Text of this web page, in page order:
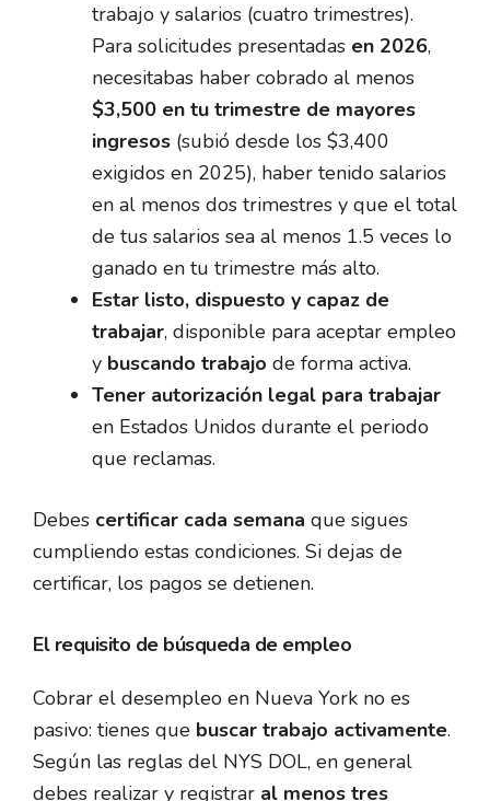
trabajo y salarios (cuatro trimestres).
Para solicitudes presentadas en 2026,
necesitabas haber cobrado al menos
$3,500 en tu trimestre de mayores
ingresos (subió desde los $3,400
exigidos en 2025), haber tenido salarios
en al menos dos trimestres y que el total
de tus salarios sea al menos 1.5 veces lo
ganado en tu trimestre más alto.
Estar listo, dispuesto y capaz de
trabajar, disponible para aceptar empleo
y buscando trabajo de forma activa.
Tener autorización legal para trabajar
en Estados Unidos durante el periodo
que reclamas.
Debes certificar cada semana que sigues
cumpliendo estas condiciones. Si dejas de
certificar, los pagos se detienen.
El requisito de búsqueda de empleo
Cobrar el desempleo en Nueva York no es
pasivo: tienes que buscar trabajo activamente.
Según las reglas del NYS DOL, en general
debes realizar y registrar al menos tres